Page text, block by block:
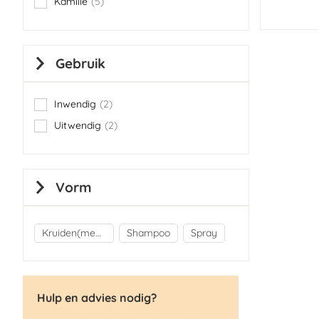
items
Gebruik
Inwendig 2
items
Uitwendig
2
items
Vorm
Kruiden(mengsels) Shampoo Spray
Hulp en advies nodig?